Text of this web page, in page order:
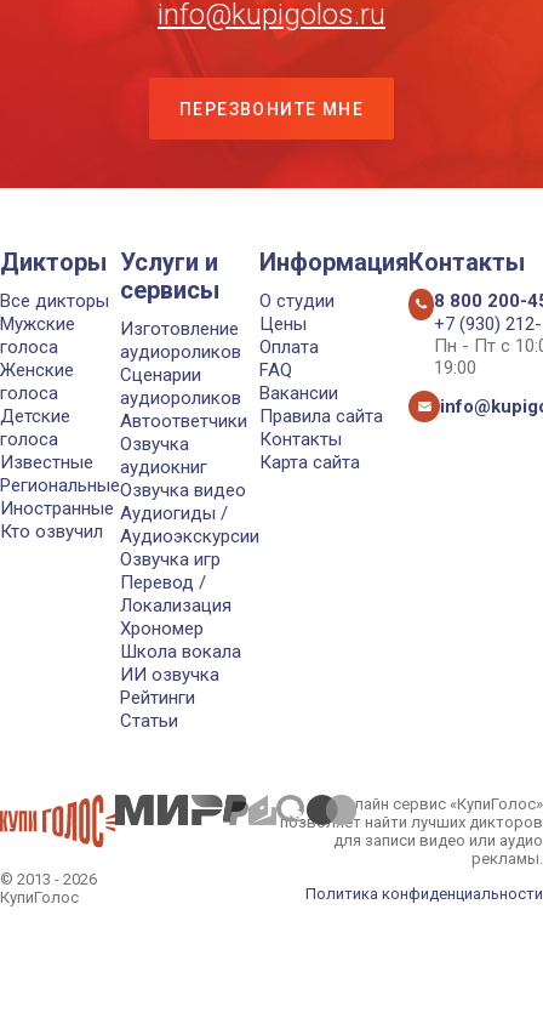
info@kupigolos.ru
ПЕРЕЗВОНИТЕ МНЕ
Дикторы
Все дикторы
Мужские
голоса
Женские
голоса
Детские
голоса
Известные
Региональные
Иностранные
Кто озвучил
Услуги и
сервисы
Изготовление
аудиороликов
Сценарии
аудиороликов
Автоответчики
Озвучка
аудиокниг
Озвучка видео
Аудиогиды /
Аудиоэкскурсии
Озвучка игр
Перевод /
Локализация
Хрономер
Школа вокала
ИИ озвучка
Рейтинги
Статьи
Информация
О студии
Цены
Оплата
FAQ
Вакансии
Правила сайта
Контакты
Карта сайта
Контакты
8 800 200-
+7 (930)
Пн - Пт с
19:00
© 2013 - 2026
КупиГолос
Онлайн сервис «КупиГолос»
позволяет найти лучших дикторов
для записи видео или аудио
рекламы.
Политика конфиденциальности